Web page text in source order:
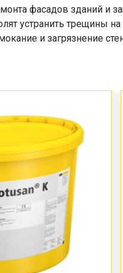
фасадов зданий и
устранить трещины
и загрязнение